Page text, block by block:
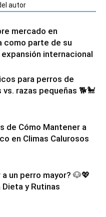
autor
mercado en
como parte de su
internacional
para perros de
vs. razas pequeñas 🐕🐩
de Cómo Mantener a
en Climas Calurosos
un perro mayor? 🐶💖
Dieta y Rutinas